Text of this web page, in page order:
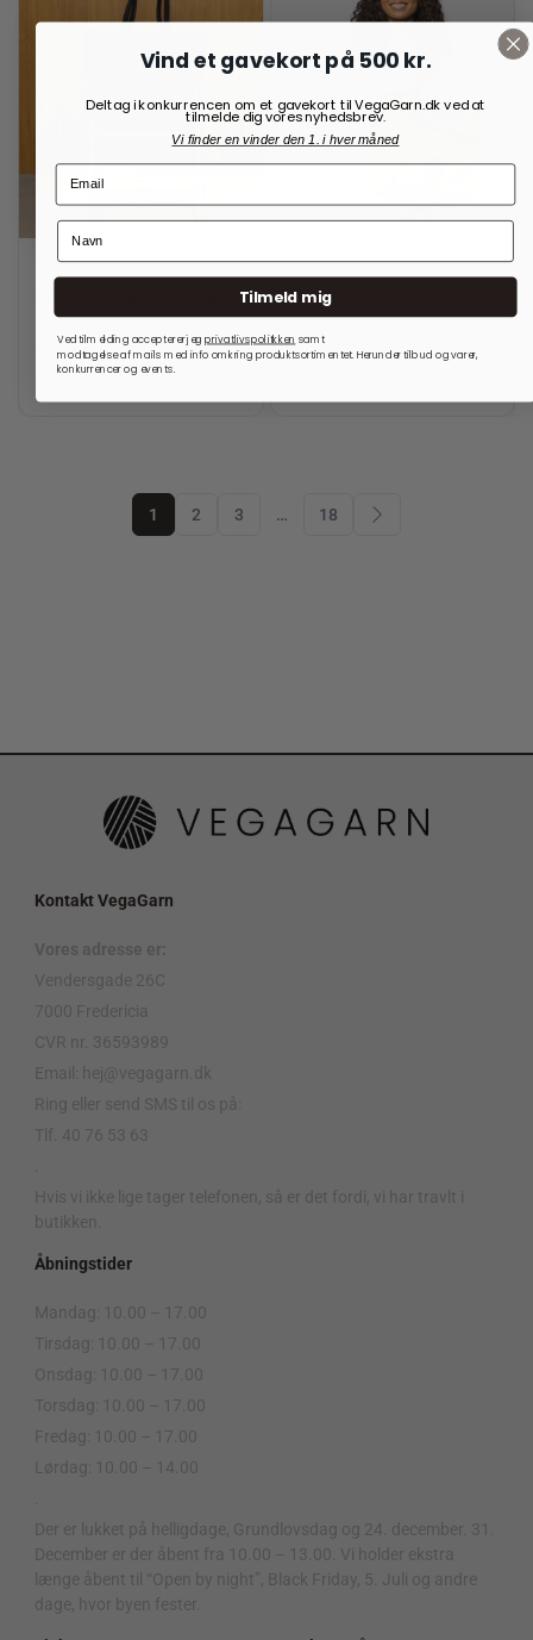
RE:DESIGNED
1.499,00kr.
1.199,00kr.
RE:DESIGNED
Project 21 Walnut/Canvas
699,00
1 2 3 … 18
Kontakt VegaGarn
Vores adresse er:
Vendersgade 26C
7000 Fredericia
CVR nr. 36593989
Email: hej@vegagarn.dk
Ring eller send SMS til os på:
Tlf. 40 76 53 63
Hvis vi ikke lige tager telefonen, så er det fordi, vi har travlt i
butikken.
Åbningstider
Mandag: 10.00 – 17.00
Tirsdag: 10.00 – 17.00
Onsdag: 10.00 – 17.00
Torsdag: 10.00 – 17.00
Fredag: 10.00 – 17.00
Lørdag: 10.00 – 14.00
Der er lukket på helligdage, Grundlovsdag og 24. december. 31.
December er der åbent fra 10.00 – 13.00. Vi holder ekstra
længe åbent til “Open by night”, Black Friday, 5. Juli og andre
dage, hvor byen fester.
Vind et gavekort på 500 kr.
Deltag i konkurrencen om et gavekort til VegaGarn.dk ved at
tilmelde dig vores nyhedsbrev.
Vi finder en vinder den 1. i hver måned
Tilmeld mig
Ved tilmelding accepterer jegprivatlivspolitkken samt
modtagelse af mails med info omkring produktsortimentet. Herunder tilbud og varer,
konkurrencer og events.